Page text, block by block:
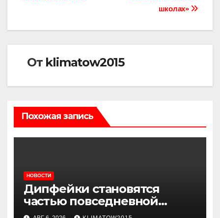
школах»
От klimatow2015
Похожая запись
НОВОСТИ
Дипфейки становятся
частью повседневной
жизни: почему жителям